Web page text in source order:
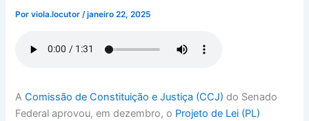
Porviola.locutor/janeiro 22, 2025
AComissão de Constituição e Justiça (CCJ) do Senado
Federal aprovou, em dezembro, o Projeto de Lei (PL)